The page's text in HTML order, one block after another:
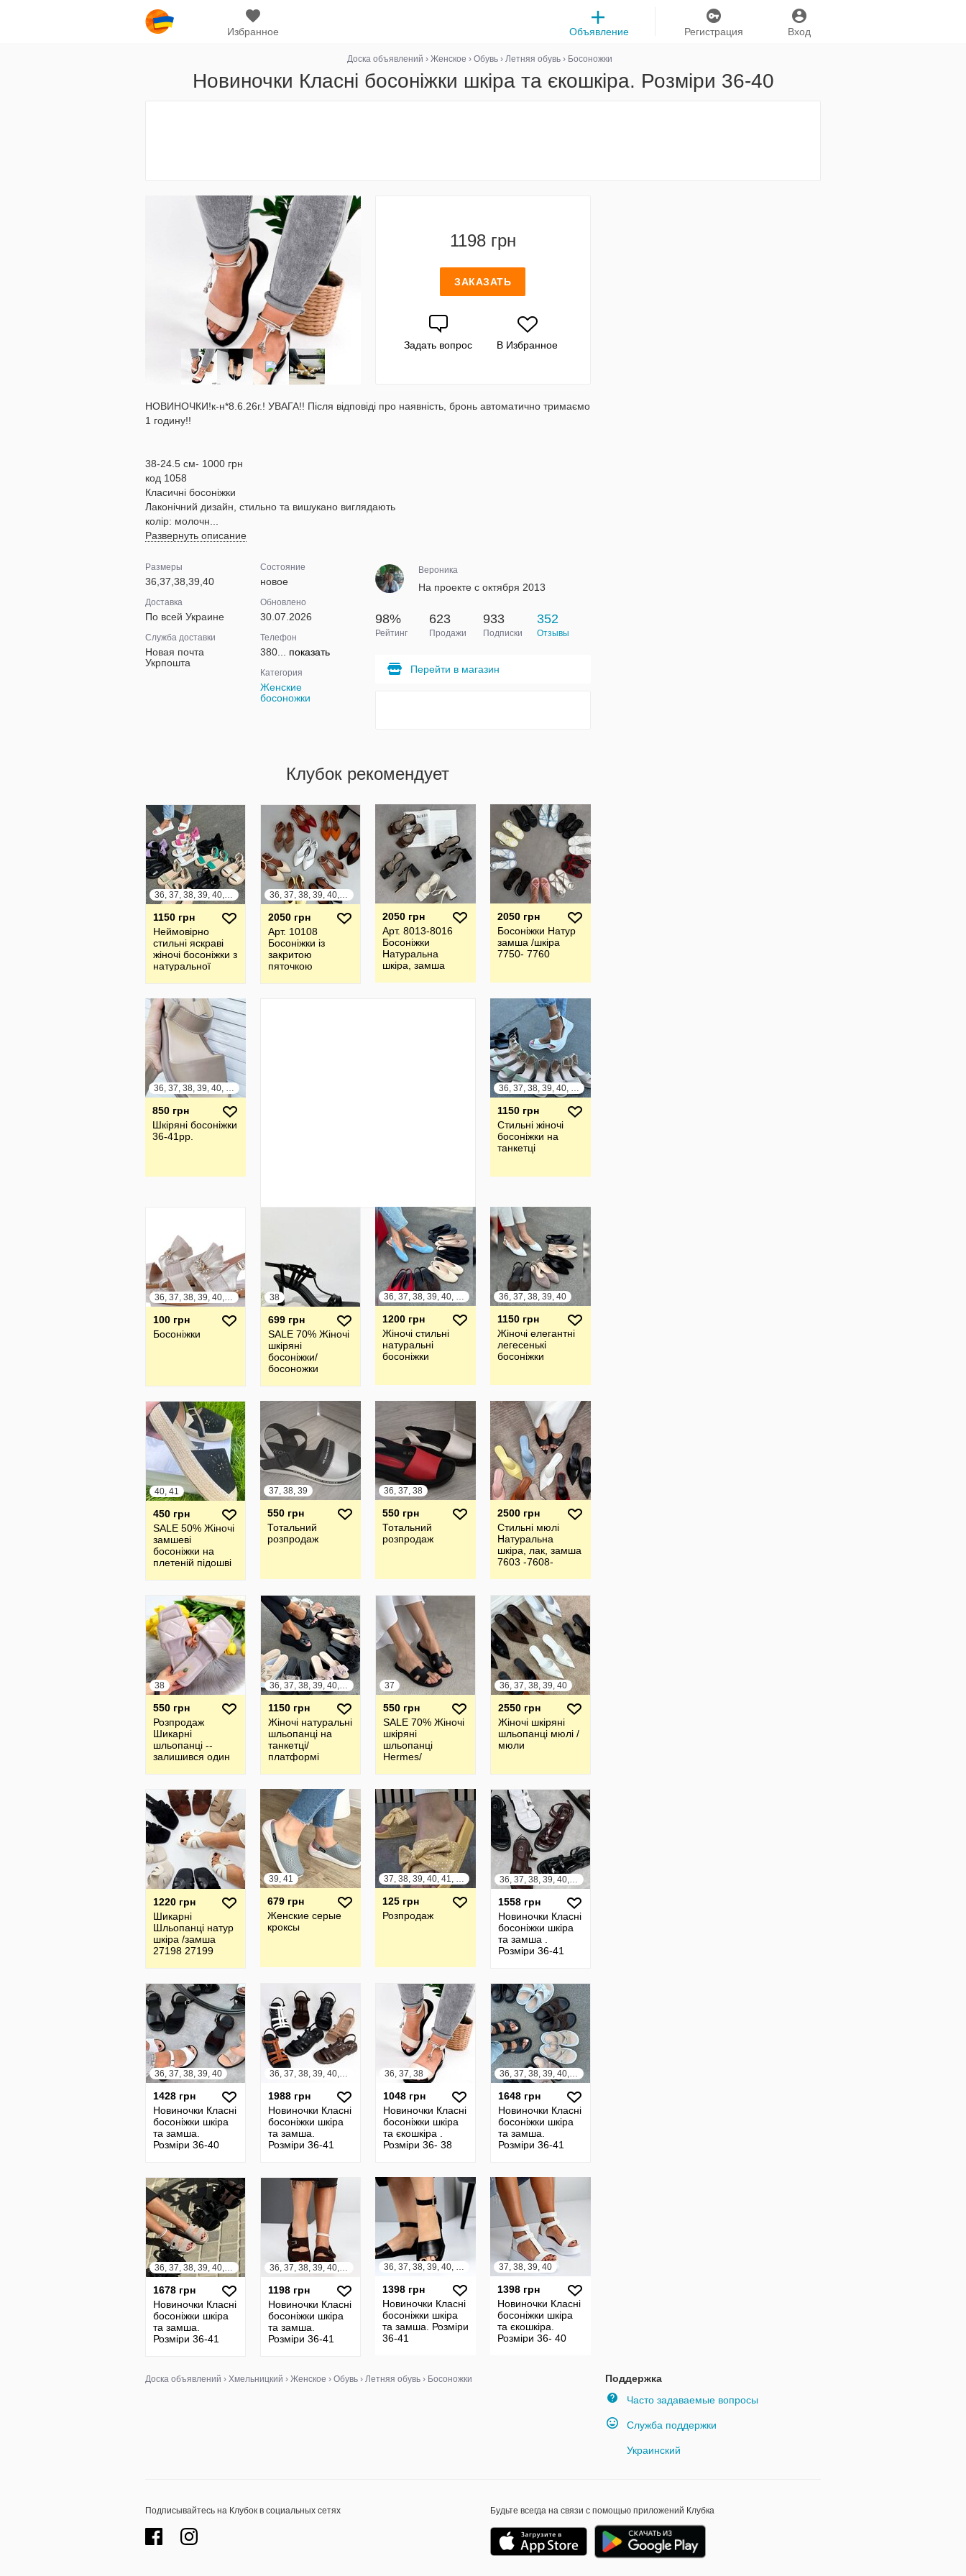
Избранное Вход
Регистрация
Объявление
Доска объявлений › Женское › Обувь› Летняя обувь› Босоножки
Новиночки Класні босоніжки шкіра та єкошкіра. Розміри 36-40
1198 грн
ЗАКАЗАТЬ
Задать вопрос В Избранное
НОВИНОЧКИ!к-н*8.6.26г.! УВАГА!! Після відповіді про наявність, бронь автоматично тримаємо
1 годину!!
38-24.5 см- 1000 грн
код 1058
Класичні босоніжки
Лаконічний дизайн, стильно та вишукано виглядають
колір: молочн...
Развернуть описание
Размеры
36,37,38,39,40
Доставка
По всей Украине
Служба доставки
Новая почта
Укрпошта
Состояние
новое
Обновлено
30.07.2026
Телефон
380... показать
Категория
Женские
босоножки
Вероника
На проекте с октября 2013
98%
Рейтинг
623
Продажи
933
Подписки
352
Отзывы
Перейти в магазин
Клубок рекомендует
36, 37, 38, 39, 40, 41
1150 грн
Неймовірно
стильні яскраві
жіночі босоніжки з
натуральної
36, 37, 38, 39, 40, 41
2050 грн
Арт. 10108
Босоніжки із
закритою
пяточкою
2050 грн
Арт. 8013-8016
Босоніжки
Натуральна
шкіра, замша
2050 грн
Босоніжки Натур
замша /шкіра
7750- 7760
36, 37, 38, 39, 40, 41
850 грн
Шкіряні босоніжки
36-41рр.
36, 37, 38, 39, 40, 41
1150 грн
Стильні жіночі
босоніжки на
танкетці
36, 37, 38, 39, 40, 41
100 грн
Босоніжки
38
699 грн
SALE 70% Жіночі
шкіряні
босоніжки/
босоножки
36, 37, 38, 39, 40, 41
1200 грн
Жіночі стильні
натуральні
босоніжки
36, 37, 38, 39, 40
1150 грн
Жіночі елегантні
легесенькі
босоніжки
40, 41
450 грн
SALE 50% Жіночі
замшеві
босоніжки на
плетеній підошві
37, 38, 39
550 грн
Тотальний
розпродаж
36, 37, 38
550 грн
Тотальний
розпродаж
2500 грн
Стильні мюлі
Натуральна
шкіра, лак, замша
7603 -7608-
38
550 грн
Розпродаж
Шикарні
шльопанці --
залишився один
36, 37, 38, 39, 40, 41
1150 грн
Жіночі натуральні
шльопанці на
танкетці/
платформі
37
550 грн
SALE 70% Жіночі
шкіряні
шльопанці
Hermes/
36, 37, 38, 39, 40
2550 грн
Жіночі шкіряні
шльопанці мюлі /
мюли
1220 грн
Шикарні
Шльопанці натур
шкіра /замша
27198 27199
39, 41
679 грн
Женские серые
кроксы
37, 38, 39, 40, 41, 42
125 грн
Розпродаж
36, 37, 38, 39, 40, 41
1558 грн
Новиночки Класні
босоніжки шкіра
та замша .
Розміри 36-41
36, 37, 38, 39, 40
1428 грн
Новиночки Класні
босоніжки шкіра
та замша.
Розміри 36-40
36, 37, 38, 39, 40, 41
1988 грн
Новиночки Класні
босоніжки шкіра
та замша.
Розміри 36-41
36, 37, 38
1048 грн
Новиночки Класні
босоніжки шкіра
та єкошкіра .
Розміри 36- 38
36, 37, 38, 39, 40, 41
1648 грн
Новиночки Класні
босоніжки шкіра
та замша.
Розміри 36-41
36, 37, 38, 39, 40, 41
1678 грн
Новиночки Класні
босоніжки шкіра
та замша.
Розміри 36-41
36, 37, 38, 39, 40, 41
1198 грн
Новиночки Класні
босоніжки шкіра
та замша.
Розміри 36-41
36, 37, 38, 39, 40, 41
1398 грн
Новиночки Класні
босоніжки шкіра
та замша. Розміри
36-41
37, 38, 39, 40
1398 грн
Новиночки Класні
босоніжки шкіра
та єкошкіра.
Розміри 36- 40
Поддержка
Часто задаваемые вопросы
Служба поддержки
Украинский
Доска объявлений › Хмельницкий › Женское › Обувь › Летняя обувь › Босоножки
Подписывайтесь на Клубок в социальных сетях Будьте всегда на связи с помощью приложений Клубка